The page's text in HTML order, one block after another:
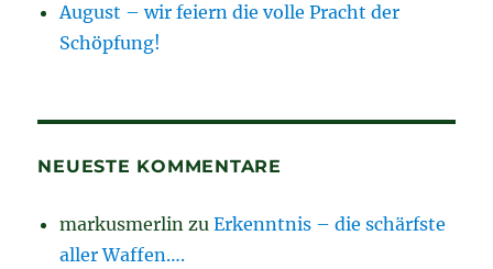
August – wir feiern die volle Pracht der
Schöpfung!
NEUESTE KOMMENTARE
markusmerlin zuErkenntnis – die schärfste
aller Waffen….